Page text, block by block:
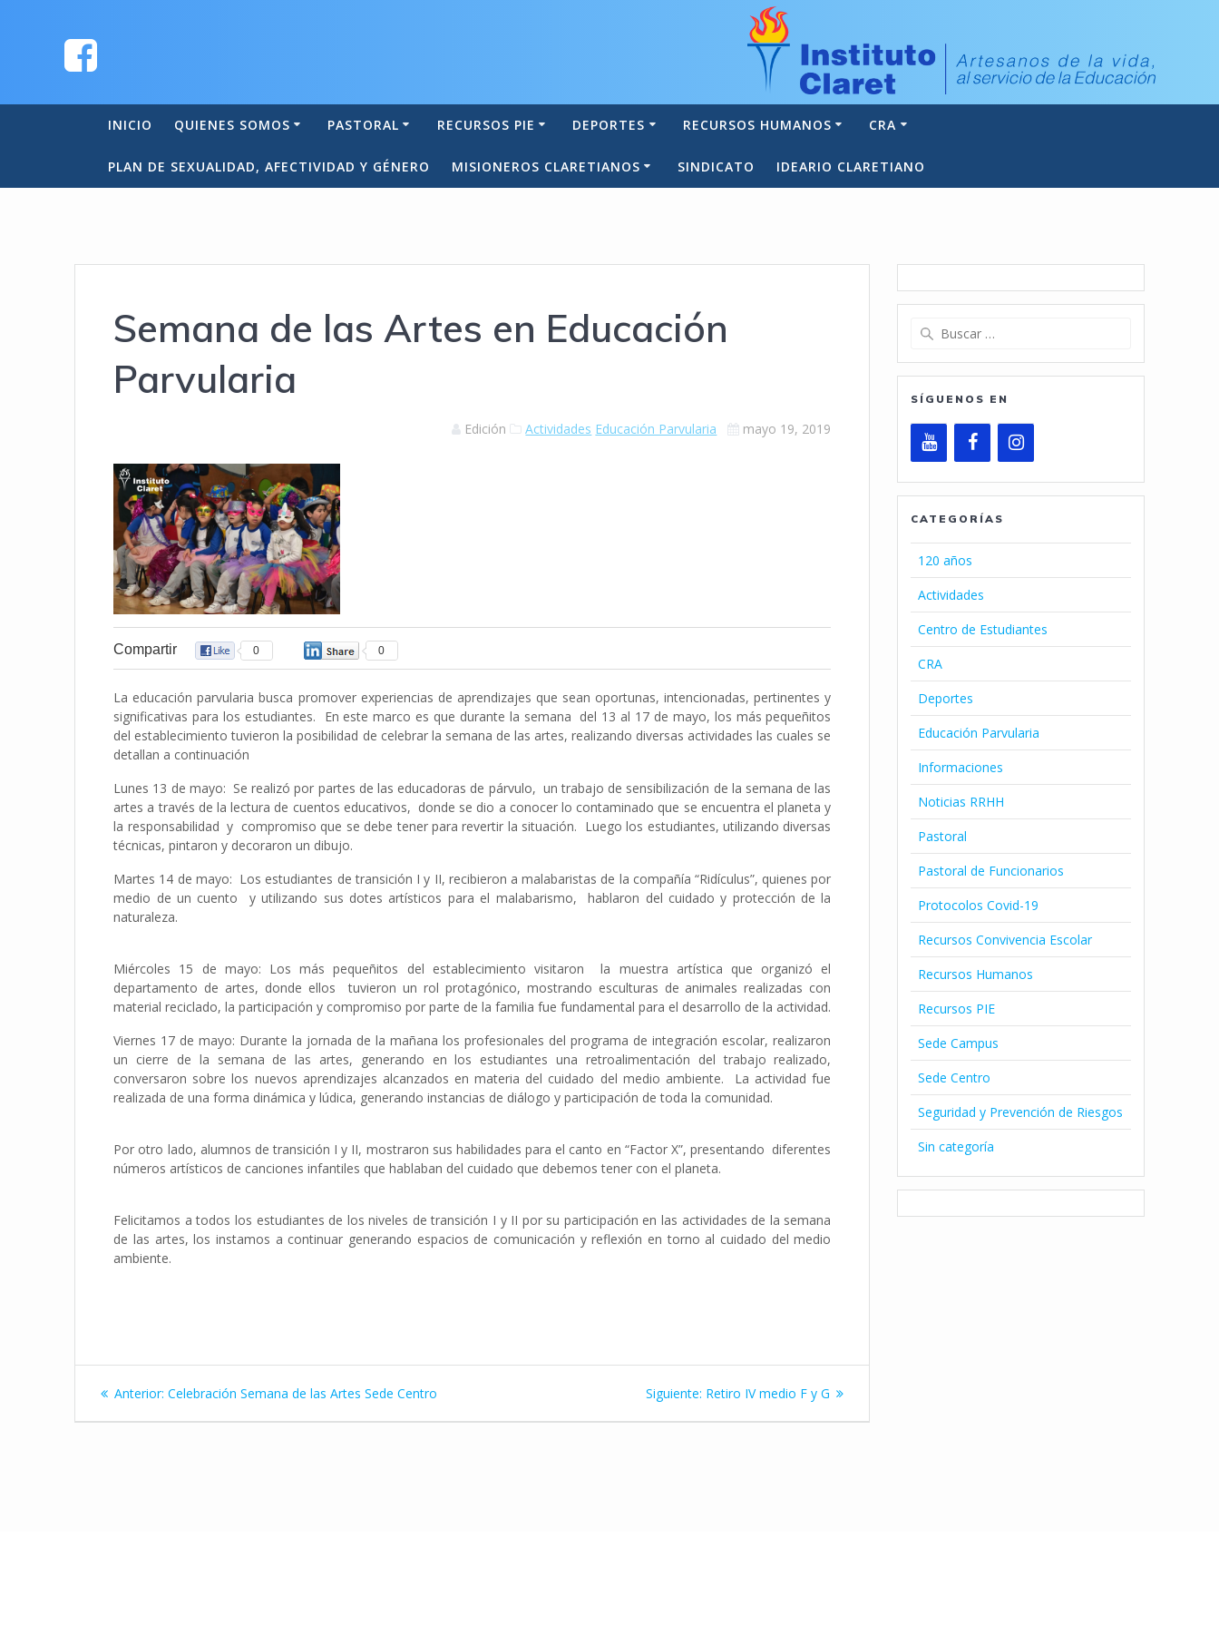
INICIO QUIENES SOMOS PASTORAL RECURSOS PIE DEPORTES RECURSOS HUMANOS CRA
PLAN DE SEXUALIDAD, AFECTIVIDAD Y GÉNERO MISIONEROS CLARETIANOS SINDICATO IDEARIO CLARETIANO
Semana de las Artes en Educación
Parvularia
Edición Actividades Educación Parvularia mayo 19, 2019
Compartir 0 0
La educación parvularia busca promover experiencias de aprendizajes que sean oportunas, intencionadas, pertinentes y
significativas para los estudiantes. En este marco es que durante la semana del 13 al 17 de mayo, los más pequeñitos
del establecimiento tuvieron la posibilidad de celebrar la semana de las artes, realizando diversas actividades las cuales se
detallan a continuación
Lunes 13 de mayo: Se realizó por partes de las educadoras de párvulo, un trabajo de sensibilización de la semana de las
artes a través de la lectura de cuentos educativos, donde se dio a conocer lo contaminado que se encuentra el planeta y
la responsabilidad y compromiso que se debe tener para revertir la situación. Luego los estudiantes, utilizando diversas
técnicas, pintaron y decoraron un dibujo.
Martes 14 de mayo: Los estudiantes de transición I y II, recibieron a malabaristas de la compañía “Ridículus”, quienes por
medio de un cuento y utilizando sus dotes artísticos para el malabarismo, hablaron del cuidado y protección de la
naturaleza.
Miércoles 15 de mayo: Los más pequeñitos del establecimiento visitaron la muestra artística que organizó el
departamento de artes, donde ellos tuvieron un rol protagónico, mostrando esculturas de animales realizadas con
material reciclado, la participación y compromiso por parte de la familia fue fundamental para el desarrollo de la actividad.
Viernes 17 de mayo: Durante la jornada de la mañana los profesionales del programa de integración escolar, realizaron
un cierre de la semana de las artes, generando en los estudiantes una retroalimentación del trabajo realizado,
conversaron sobre los nuevos aprendizajes alcanzados en materia del cuidado del medio ambiente. La actividad fue
realizada de una forma dinámica y lúdica, generando instancias de diálogo y participación de toda la comunidad.
Por otro lado, alumnos de transición I y II, mostraron sus habilidades para el canto en “Factor X”, presentando diferentes
números artísticos de canciones infantiles que hablaban del cuidado que debemos tener con el planeta.
Felicitamos a todos los estudiantes de los niveles de transición I y II por su participación en las actividades de la semana
de las artes, los instamos a continuar generando espacios de comunicación y reflexión en torno al cuidado del medio
ambiente.
Navegación
de
Anterior: Entrada
Celebración Semana de las Artes Sede Centro Siguiente: Siguiente
Retiro IV medio F y G
Buscar:
SÍGUENOS EN
CATEGORÍAS
120 años
Actividades
Centro de Estudiantes
CRA
Deportes
Educación Parvularia
Informaciones
Noticias RRHH
Pastoral
Pastoral de Funcionarios
Protocolos Covid-19
Recursos Convivencia Escolar
Recursos Humanos
Recursos PIE
Sede Campus
Sede Centro
Seguridad y Prevención de Riesgos
Sin categoría